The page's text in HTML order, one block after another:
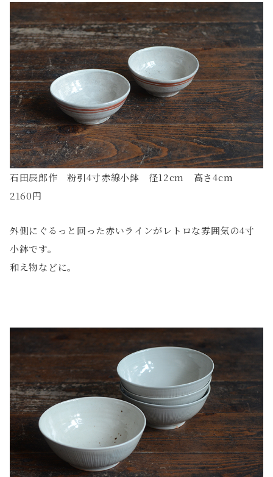
石田辰郎作 粉引4寸赤線小鉢 径12cm 高さ4cm
2160円
外側にぐるっと回った赤いラインがレトロな雰囲気の4寸
小鉢です。
和え物などに。